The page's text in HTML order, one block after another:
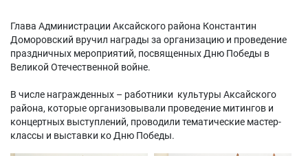
Глава Администрации Аксайского района Константин
Доморовский вручил награды за организацию и проведение
праздничных мероприятий, посвященных Дню Победы в
Великой Отечественной войне.
В числе награжденных – работники культуры Аксайского
района, которые организовывали проведение митингов и
концертных выступлений, проводили тематические мастер-
классы и выставки ко Дню Победы.